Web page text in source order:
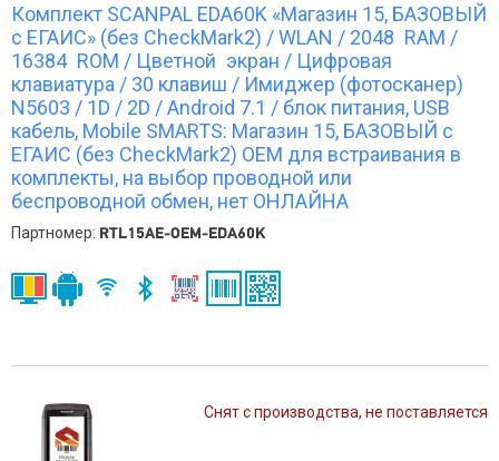
Комплект SCANPAL EDA60K «Магазин 15, БАЗОВЫЙ
с ЕГАИС» (без CheckMark2) / WLAN / 2048 RAM /
16384 ROM / Цветной экран / Цифровая
клавиатура / 30 клавиш / Имиджер (фотосканер)
N5603 / 1D / 2D / Android 7.1 / блок питания, USB
кабель, Mobile SMARTS: Магазин 15, БАЗОВЫЙ с
ЕГАИС (без CheckMark2) OEM для встраивания в
комплекты, на выбор проводной или
беспроводной обмен, нет ОНЛАЙНА
Партномер: RTL15AE-OEM-EDA60K
Снят с производства, не поставляется